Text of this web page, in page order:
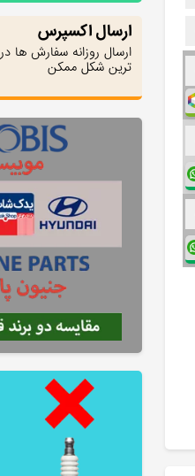
ارسال اکسپرس
ارسال روزانه سفارش ها
ترین شکل ممکن